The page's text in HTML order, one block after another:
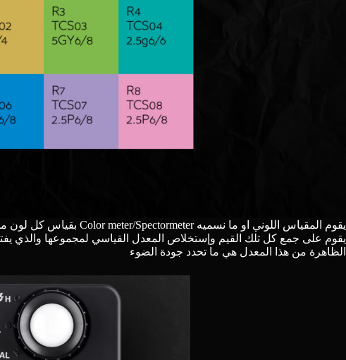
يقوم على جمع كل تلك القيم وإستخلاص المعدل القياسي لمجموعها والذي
الظاهرة من هذا المعدل هي ما تحدد جودة الضوء